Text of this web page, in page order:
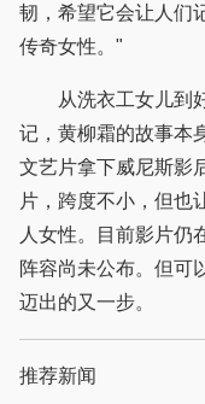
韧，希望它会让人们
传奇女性。"
从洗衣工女儿到好
记，黄柳霜的故事本
文艺片拿下威尼斯影
片，跨度不小，但也
人女性。目前影片仍
阵容尚未公布。但可
迈出的又一步。
推荐新闻